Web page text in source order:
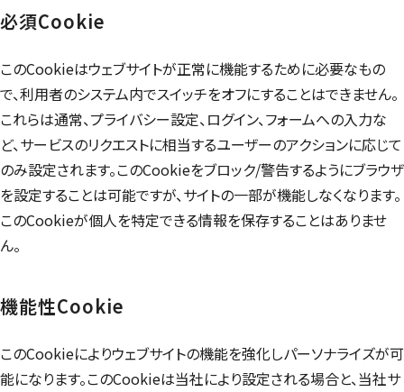
必須Cookie
このCookieはウェブサイトが正常に機能するために必要なもの
で、利用者のシステム内でスイッチをオフにすることはできません。
これらは通常、プライバシー設定、ログイン、フォームへの入力な
ど、サービスのリクエストに相当するユーザーのアクションに応じて
のみ設定されます。このCookieをブロック/警告するようにブラウザ
を設定することは可能ですが、サイトの一部が機能しなくなります。
このCookieが個人を特定できる情報を保存することはありませ
ん。
機能性Cookie
このCookieによりウェブサイトの機能を強化しパーソナライズが可
能になります。このCookieは当社により設定される場合と、当社サ